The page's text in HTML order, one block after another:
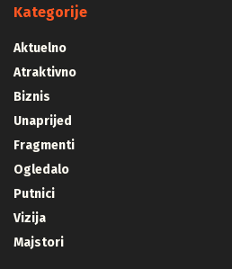
Kategorije
Aktuelno
Atraktivno
Biznis
Unaprijed
Fragmenti
Ogledalo
Putnici
Vizija
Majstori